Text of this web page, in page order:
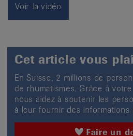
Voir la vidéo
Cet article vous
En Suisse, 2 millions de
de rhumatismes. Grâce à
nous aidez à soutenir les
à leur fournir des informations
Faire un